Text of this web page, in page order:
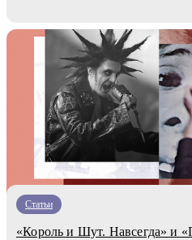
Статьи
«Король и Шут. Навсегда» и